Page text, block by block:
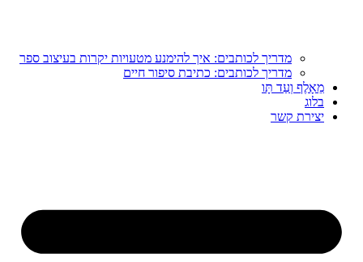
מדריך לכותבים: איך להימנע מטעויות יקרות בעיצוב ספר
מדריך לכותבים: כתיבת סיפור חיים
מֵאָלֶף וְעַד תָּו
בלוג
יצירת קשר